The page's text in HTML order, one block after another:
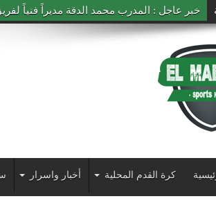
خبر عاجل : المدرب محمد الدقة مديراً فنياً
كرة القدم المحلية أخبار واسرار